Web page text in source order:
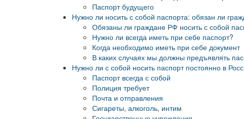
Паспорт будущего
Нужно ли носить с собой паспорта: обязан ли
Обязаны ли граждане РФ носить с собой
Нужно ли всегда иметь при себе паспорт?
Когда необходимо иметь при себе документ
В каких случаях мы должны предъявлять
Нужно ли с собой носить паспорт постоянно в
Паспорт всегда с собой
Полиция требует
Почта и отправления
Сигареты, алкоголь, интим